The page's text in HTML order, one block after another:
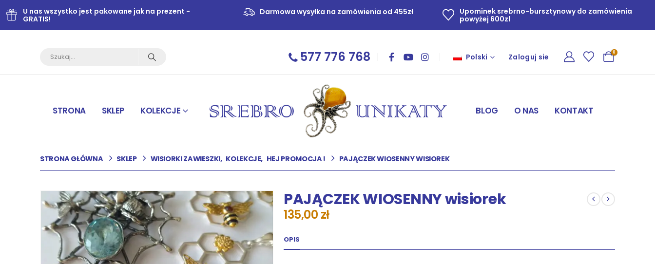
U nas wszystko jest pakowane jak na prezent -
GRATIS!
Darmowa wysyłka na zamówienia od 455zł
Upominek srebrno-bursztynowy do zamówienia
powyżej 600zl
577 776 768 Polski Zaloguj sie
0
STRONA SKLEP KOLEKCJE BLOG O NAS KONTAKT
STRONA GŁÓWNA SKLEP WISIORKI ZAWIESZKI, KOLEKCJE, HEJ PROMOCJA ! PAJĄCZEK WIOSENNY WISIOREK
PAJĄCZEK WIOSENNY wisiorek
135,00 zł
OPIS